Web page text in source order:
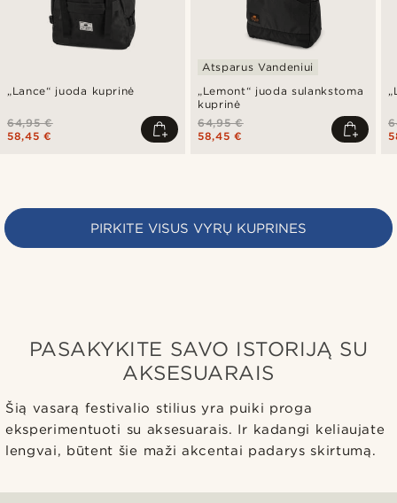
„Lance“ juoda kuprinė
64,95 €
58,45 €
„Lemont“ juoda sulankstoma
kuprinė
Atsparus Vandeniui
64,95 €
58,45 €
PIRKITE VISUS VYRŲ KUPRINES
PASAKYKITE SAVO ISTORIJĄ SU
AKSESUARAIS
Šią vasarą festivalio stilius yra puiki proga
eksperimentuoti su aksesuarais. Ir kadangi keliaujate
lengvai, būtent šie maži akcentai padarys skirtumą.